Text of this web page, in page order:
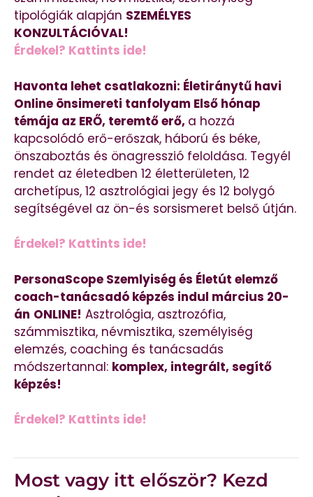
tipológiák alapján SZEMÉLYES
KONZULTÁCIÓVAL!
Érdekel? Kattints ide!
Havonta lehet csatlakozni: Életiránytű havi
Online önsimereti tanfolyam Első hónap
témája az ERŐ, teremtő erő, a hozzá
kapcsolódó erő-erőszak, háború és béke,
önszaboztás és önagresszió feloldása. Tegyél
rendet az életedben 12 életterületen, 12
archetípus, 12 asztrológiai jegy és 12 bolygó
segítségével az ön-és sorsismeret belső útján.
Érdekel? Kattints ide!
PersonaScope Szemlyiség és Életút elemző
coach-tanácsadó képzés indul március 20-
án ONLINE! Asztrológia, asztrozófia,
számmisztika, névmisztika, személyiség
elemzés, coaching és tanácsadás
módszertannal: komplex, integrált, segítő
képzés!
Érdekel? Kattints ide!
Most vagy itt először? Kezd